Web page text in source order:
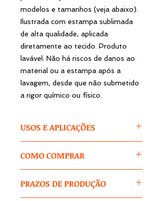
modelos e tamanhos (veja abaixo).
Ilustrada com estampa sublimada
de alta qualidade, aplicada
diretamente ao tecido. Produto
lavável: Não há riscos de danos ao
material ou a estampa após a
lavagem, desde que não submetido
a rigor químico ou físico.
USOS E APLICAÇÕES
ajustado, elegante e social com
ótimo caimento e confortável de
vestir. Muitas empresas utilizam as
polos como vestimentas de
COMO COMPRAR
ESPECIFICAÇÕESdo produto:
cores / tamanhos / modelos.
PRAZOS DE PRODUÇÃO